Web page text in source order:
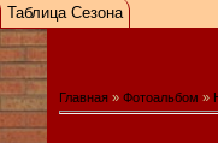
Таблица Сезона
Главная » Фотоальбом »